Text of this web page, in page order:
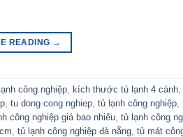
READING →
công nghiệp kích thước tủ lạnh 4 cánh
tu dong cong nghiep tủ lạnh công nghiệp
công nghiệp giá bao nhiêu tủ lạnh công
tủ lạnh công nghiệp đà nẵng tủ mát